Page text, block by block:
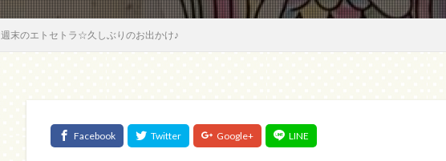
週末のエトセトラ☆久しぶりのお出かけ♪